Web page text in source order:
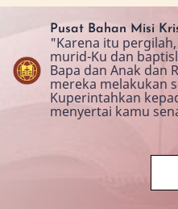
Skip
content
Pusat Bahan Misi
"Karena itu
murid-Ku dan
Bapa dan Anak dan
mereka melakukan
Kuperintahkan
menyertai kamu